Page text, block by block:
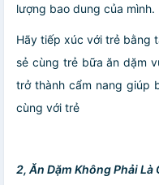
lượng bao dung của mình.
Hãy tiếp xúc với trẻ bằng
sẻ cùng trẻ bữa ăn dặm
trở thành cẩm nang giúp
cùng với trẻ
2, Ăn Dặm Không Phải Là